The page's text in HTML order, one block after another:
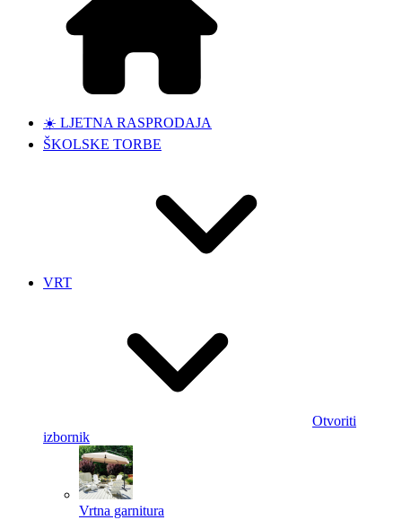
☀️ LJETNA RASPRODAJA
ŠKOLSKE TORBE
VRT
Otvoriti
izbornik
Vrtna garnitura